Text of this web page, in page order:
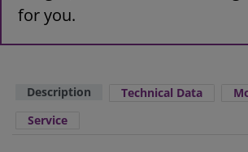
for you.
Description Technical Data
Service